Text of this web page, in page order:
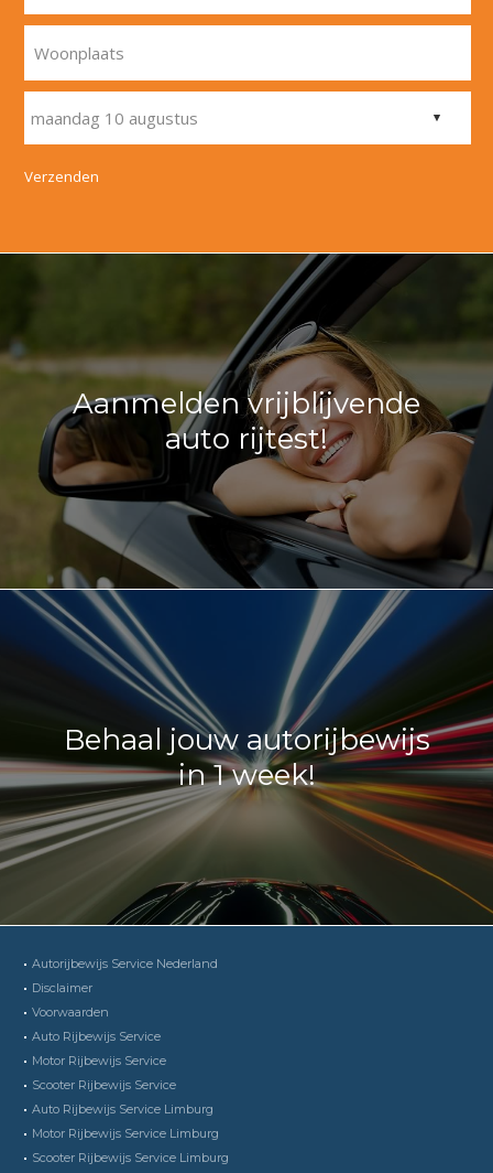
Woonplaats
Verzenden
Aanmelden vrijblijvende
auto rijtest!
Behaal jouw autorijbewijs
in 1 week!
Autorijbewijs Service Nederland
Disclaimer
Voorwaarden
Auto Rijbewijs Service
Motor Rijbewijs Service
Scooter Rijbewijs Service
Auto Rijbewijs Service Limburg
Motor Rijbewijs Service Limburg
Scooter Rijbewijs Service Limburg